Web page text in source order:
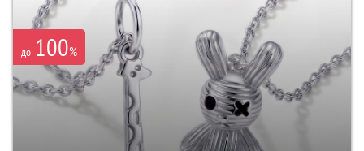
до 100%